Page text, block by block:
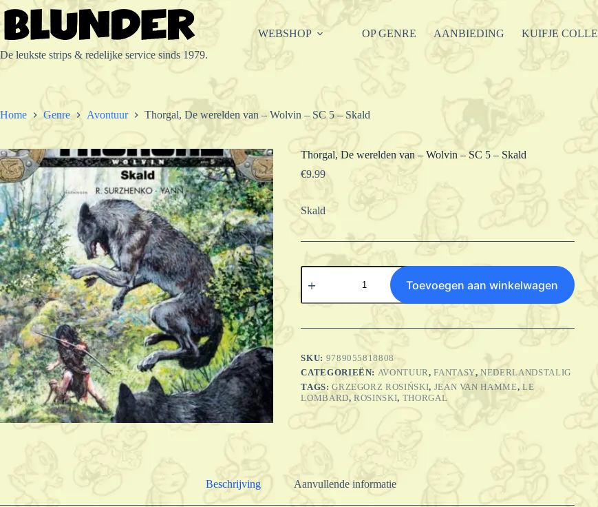
Ga
naar
inhoud
De leukste strips & redelijke service sinds 1979.
WEBSHOP OP GENRE AANBIEDING KUIFJE
Home Genre Avontuur Thorgal, De werelden van – Wolvin – SC 5 – Skald
Thorgal, De werelden van – Wolvin – SC 5 – Skald
€9.99
Skald
Thorgal,
De
van
Wolvin
SC
5
-
Skald
aantal
Toevoegen aan winkelwagen
SKU: 9789055818808
CATEGORIEËN: AVONTUUR,FANTASY,NEDERLANDSTALIG
TAGS:GRZEGORZ ROSIŃSKI, JEAN VAN HAMME,LE
LOMBARD,ROSINSKI, THORGAL
Beschrijving Aanvullende informatie